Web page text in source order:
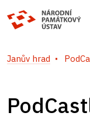
Janův hrad